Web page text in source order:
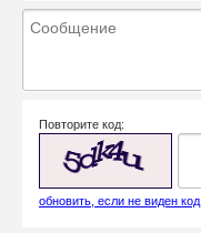
Повторите код:
обновить, если не виден код